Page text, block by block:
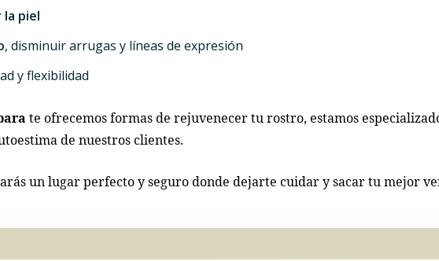
piel
, disminuir arrugas y líneas de expresión
y flexibilidad
te ofrecemos formas de rejuvenecer tu rostro, estamos
de nuestros clientes.
un lugar perfecto y seguro donde dejarte cuidar y sacar tu mejor